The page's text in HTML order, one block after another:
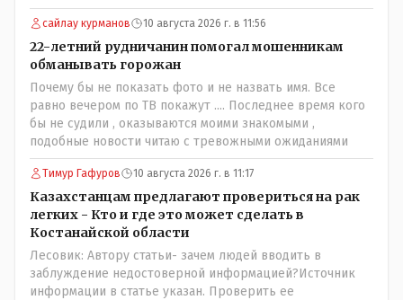
хватает, кроме как бить беспилотниками,а зачем что-то
выдумывать если это средство действенно? россия вон
орешникам по какимто сараям и гаражам бьет тратя
млрды (точнее скрывая что тратит сама разворовывает)
украина копеешными дронами которыми дети могут
управлять устраивает сафари на штурмовиков вс рф от
чего очень жутко дроны китацы за копееки соберут
хоть миллион а где мужиков взять в русских селениях
сайлау курманов 10 августа 2026 г. в 11:56
22-летний рудничанин помогал мошенникам
обманывать горожан
Почему бы не показать фото и не назвать имя. Все
равно вечером по ТВ покажут .... Последнее время кого
бы не судили , оказываются моими знакомыми ,
подобные новости читаю с тревожными ожиданиями
Тимур Гафуров 10 августа 2026 г. в 11:17
Казахстанцам предлагают провериться на рак
легких - Кто и где это может сделать в
Костанайской области
Лесовик: Автору статьи- зачем людей вводить в
заблуждение недостоверной информацией?Источник
информации в статье указан. Проверить ее